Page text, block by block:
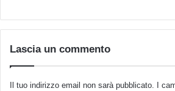
Lascia un commento
Il tuo indirizzo email non sarà pubblicato.
I